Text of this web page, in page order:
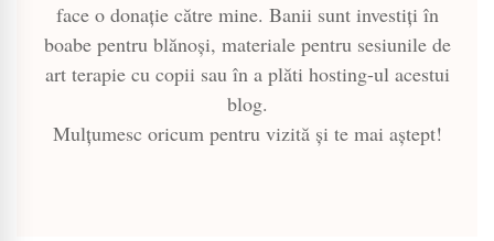
face o donație către mine. Banii sunt investiți în
boabe pentru blănoși, materiale pentru sesiunile de
art terapie cu copii sau în a plăti hosting-ul acestui
blog.
Mulțumesc oricum pentru vizită și te mai aștept!